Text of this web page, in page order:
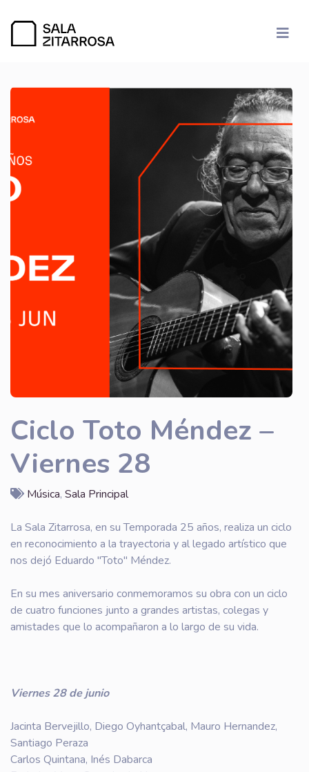
Ciclo Toto Méndez –
Viernes 28
Música, Sala Principal
La Sala Zitarrosa, en su Temporada 25 años, realiza un ciclo
en reconocimiento a la trayectoria y al legado artístico que
nos dejó Eduardo "Toto" Méndez.
En su mes aniversario conmemoramos su obra con un ciclo
de cuatro funciones junto a grandes artistas, colegas y
amistades que lo acompañaron a lo largo de su vida.
Viernes 28 de junio
Jacinta Bervejillo, Diego Oyhantçabal, Mauro Hernandez,
Santiago Peraza
Carlos Quintana, Inés Dabarca